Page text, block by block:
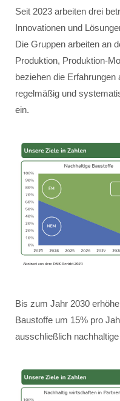
Seit 2023 arbeiten drei
Innovationen und
Die Gruppen arbeiten an
Produktion, Produktion-
beziehen die
regelmäßig und
ein.
Bis zum Jahr 2030
Baustoffe um 15% pro
ausschließlich